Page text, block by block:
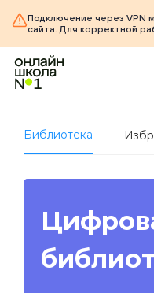
Подключение через VPN
сайта. Для корректной
Библиотека